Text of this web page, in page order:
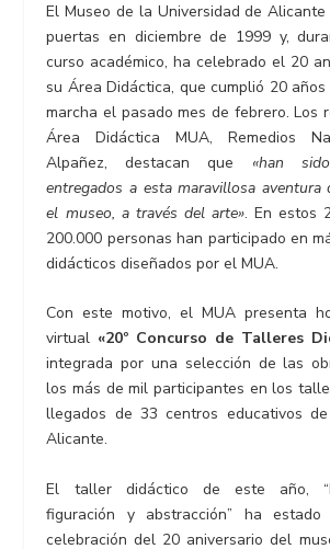
El Museo de la Universidad de
puertas en diciembre de 1999 y,
curso académico, ha celebrado el 20
su Área Didáctica, que cumplió 20
marcha el pasado mes de febrero. Los
Área Didáctica MUA, Remedios
Alpañez, destacan que «han
entregados a esta maravillosa aventura
el museo, a través del arte». En estos
200.000 personas han participado en
didácticos diseñados por el MUA.
Con este motivo, el MUA presenta
virtual «20º Concurso de Talleres
integrada por una selección de las
los más de mil participantes en los
llegados de 33 centros educativos
Alicante.
El taller didáctico de este año,
figuración y abstracción” ha
celebración del 20 aniversario del